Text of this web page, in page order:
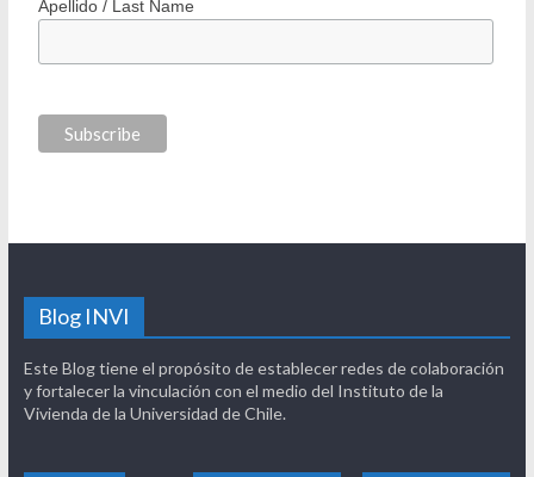
Apellido / Last Name
Blog INVI
Este Blog tiene el propósito de establecer redes de colaboración
y fortalecer la vinculación con el medio del Instituto de la
Vivienda de la Universidad de Chile.